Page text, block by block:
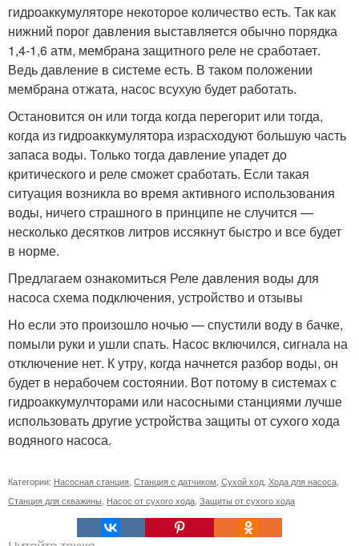
гидроаккумуляторе некоторое количество есть. Так как
нижний порог давления выставляется обычно порядка
1,4-1,6 атм, мембрана защитного реле не сработает.
Ведь давление в системе есть. В таком положении
мембрана отжата, насос всухую будет работать.
Остановится он или тогда когда перегорит или тогда,
когда из гидроаккумулятора израсходуют большую часть
запаса воды. Только тогда давление упадет до
критического и реле сможет сработать. Если такая
ситуация возникла во время активного использования
воды, ничего страшного в принципе не случится —
несколько десятков литров иссякнут быстро и все будет
в норме.
Предлагаем ознакомиться Реле давления воды для
насоса схема подключения, устройство и отзывы
Но если это произошло ночью — спустили воду в бачке,
помыли руки и ушли спать. Насос включился, сигнала на
отключение нет. К утру, когда начнется разбор воды, он
будет в нерабочем состоянии. Вот потому в системах с
гидроаккумулчторами или насосными станциями лучше
использовать другие устройства защиты от сухого хода
водяного насоса.
Категории: Насосная станция Станция с датчиком Сухой ход Хода для насоса
Станция для скважины Насос от сухого хода Защиты от сухого хода